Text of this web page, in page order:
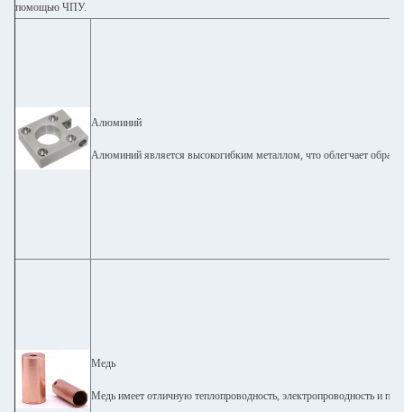
помощью ЧПУ.
Алюминий
Алюминий является высокогибким металлом, что облегчает
Медь
Медь имеет отличную теплопроводность, электропроводность и